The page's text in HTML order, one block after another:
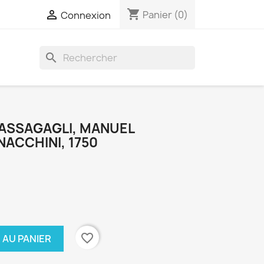
 Connexion shopping_cart Panier (0)
search
MANUEL
1750
PANIER favorite_border